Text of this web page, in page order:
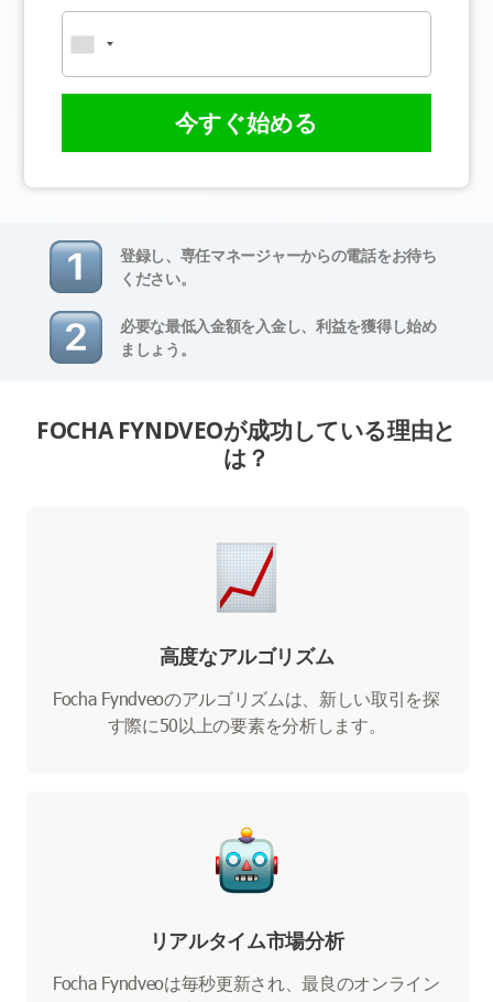
今すぐ始める
登録し、専任マネージャーからの電話をお待ち
ください。
必要な最低入金額を入金し、利益を獲得し始め
ましょう。
FOCHA FYNDVEOが成功している理由と
は？
高度なアルゴリズム
Focha Fyndveoのアルゴリズムは、新しい取引を探
す際に50以上の要素を分析します。
リアルタイム市場分析
Focha Fyndveoは毎秒更新され、最良のオンライン